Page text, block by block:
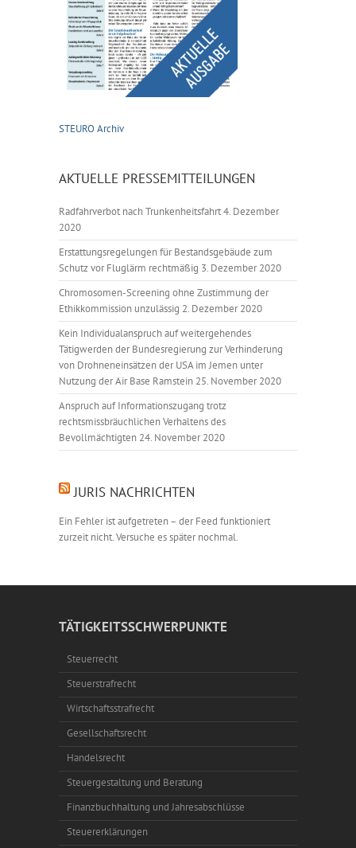
STEURO Archiv
AKTUELLE PRESSEMITTEILUNGEN
Radfahrverbot nach Trunkenheitsfahrt4. Dezember
2020
Erstattungsregelungen für Bestandsgebäude zum
Schutz vor Fluglärm rechtmäßig 3. Dezember 2020
Chromosomen-Screening ohne Zustimmung der
Ethikkommission unzulässig 2. Dezember 2020
Kein Individualanspruch auf weitergehendes
Tätigwerden der Bundesregierung zur Verhinderung
von Drohneneinsätzen der USA im Jemen unter
Nutzung der Air Base Ramstein 25. November 2020
Anspruch auf Informationszugang trotz
rechtsmissbräuchlichen Verhaltens des
Bevollmächtigten 24. November 2020
JURIS NACHRICHTEN
Ein Fehler ist aufgetreten – der Feed funktioniert
zurzeit nicht. Versuche es später nochmal.
TÄTIGKEITSSCHWERPUNKTE
Steuerrecht
Steuerstrafrecht
Wirtschaftsstrafrecht
Gesellschaftsrecht
Handelsrecht
Steuergestaltung und Beratung
Finanzbuchhaltung und Jahresabschlüsse
Steuererklärungen